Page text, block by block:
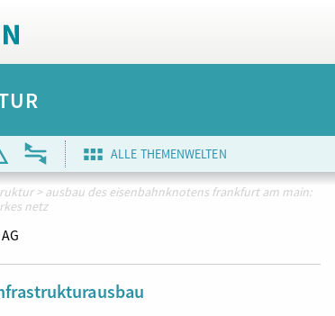
ALLE THEMENWELTEN
>ausbau des eisenbahnknotens frankfurt am main:
netz